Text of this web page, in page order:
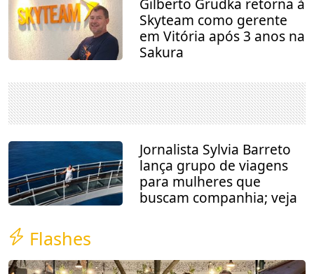
Skyteam como gerente
em Vitória após 3 anos na
Sakura
Jornalista Sylvia Barreto
lança grupo de viagens
para mulheres que
buscam companhia; veja
Flashes